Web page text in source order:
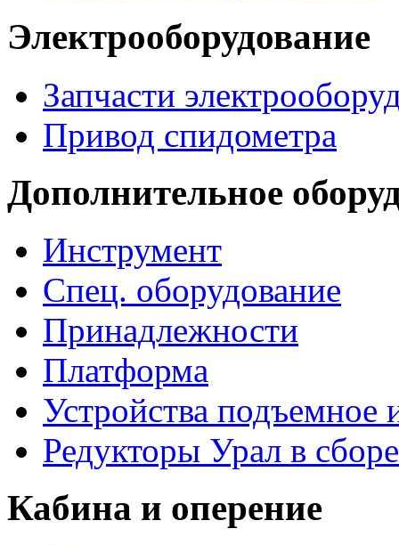
Электрооборудование
Запчасти
Привод спидометра
Дополнительное
Инструмент
Спец. оборудование
Принадлежности
Платформа
Устройства
Редукторы Урал в сборе
Кабина и оперение